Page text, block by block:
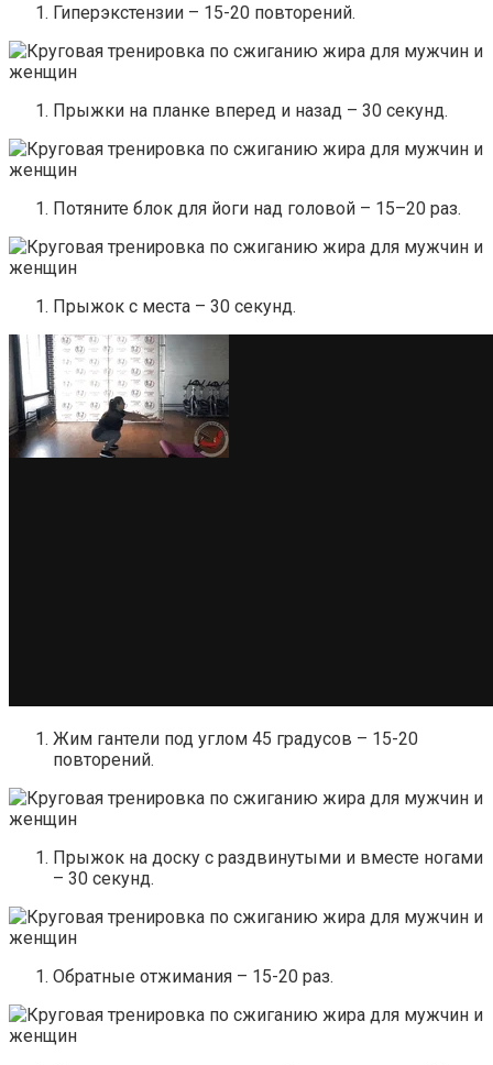
Гиперэкстензии – 15-20 повторений.
Прыжки на планке вперед и назад – 30 секунд.
Потяните блок для йоги над головой – 15–20 раз.
Прыжок с места – 30 секунд.
Жим гантели под углом 45 градусов – 15-20
повторений.
Прыжок на доску с раздвинутыми и вместе ногами
– 30 секунд.
Обратные отжимания – 15-20 раз.